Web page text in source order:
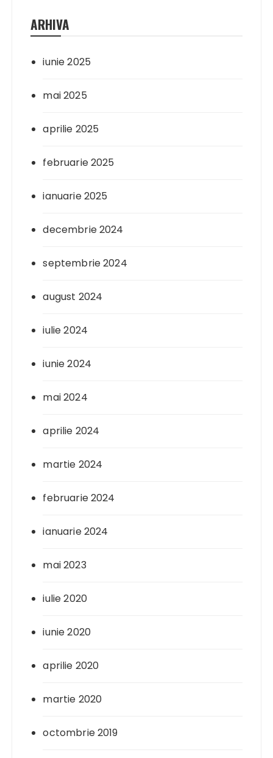
ARHIVA
iunie 2025
mai 2025
aprilie 2025
februarie 2025
ianuarie 2025
decembrie 2024
septembrie 2024
august 2024
iulie 2024
iunie 2024
mai 2024
aprilie 2024
martie 2024
februarie 2024
ianuarie 2024
mai 2023
iulie 2020
iunie 2020
aprilie 2020
martie 2020
octombrie 2019